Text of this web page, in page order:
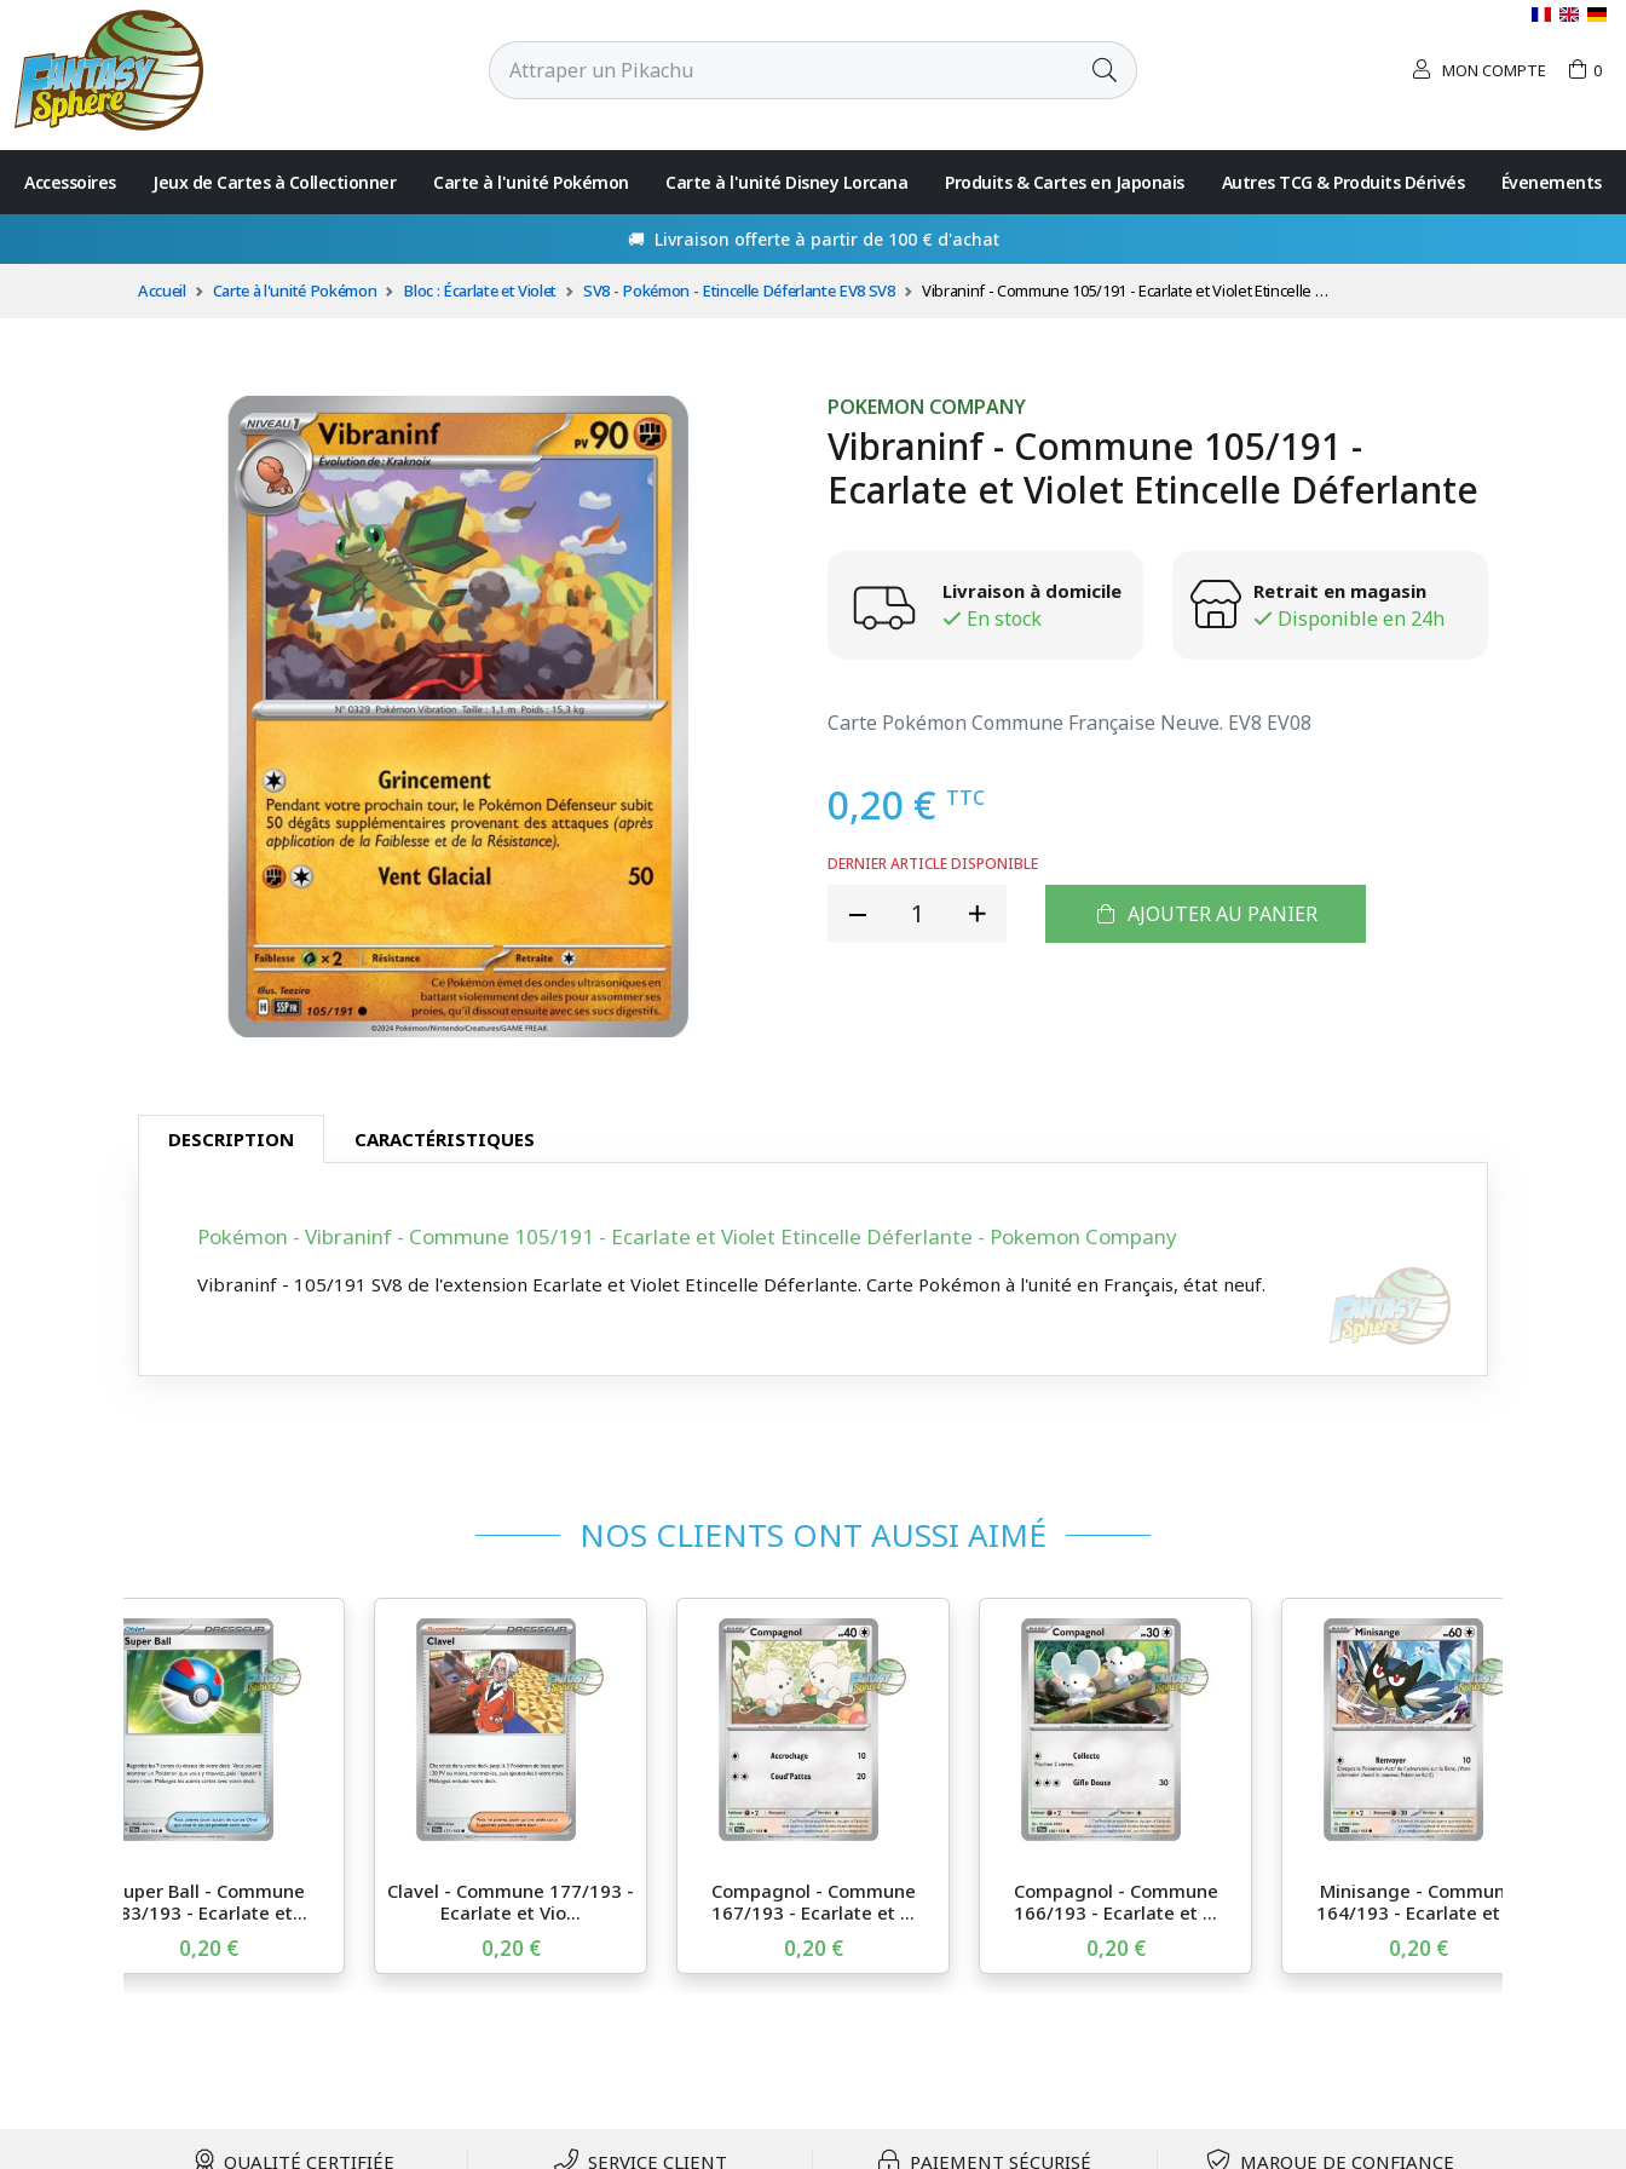
MON COMPTE 0
Accessoires Jeux de Cartes à Collectionner Carte à l'unité Pokémon Carte à l'unité Disney Lorcana Produits & Cartes en Japonais Autres TCG & Produits Dérivés Évenements
🚚 Livraison offerte à partir de 100 € d'achat
Accueil Carte à l'unité Pokémon Bloc : Écarlate et Violet SV8 - Pokémon - Etincelle Déferlante EV8 SV8 Vibraninf - Commune 105/191 - Ecarlate et Violet Etincelle Déferlante
Vibraninf - Commune 105/191 -
Ecarlate et Violet Etincelle Déferlante
POKEMON COMPANY
Livraison à domicile
En stock
Retrait en magasin
Disponible en 24h
Carte Pokémon Commune Française Neuve. EV8 EV08
0,20 € TTC
DERNIER ARTICLE DISPONIBLE
AJOUTER AU PANIER
DESCRIPTION CARACTÉRISTIQUES
Pokémon - Vibraninf - Commune 105/191 - Ecarlate et Violet Etincelle Déferlante - Pokemon Company
Vibraninf - 105/191 SV8 de l'extension Ecarlate et Violet Etincelle Déferlante. Carte Pokémon à l'unité en Français, état neuf.
NOS CLIENTS ONT AUSSI AIMÉ
Super Ball - Commune
183/193 - Ecarlate et...
0,20 €
Clavel - Commune 177/193 -
Ecarlate et Vio...
0,20 €
Compagnol - Commune
167/193 - Ecarlate et ...
0,20 €
Compagnol - Commune
166/193 - Ecarlate et ...
0,20 €
Minisange - Commune
164/193 - Ecarlate et ...
0,20 €
QUALITÉ CERTIFIÉE SERVICE CLIENT PAIEMENT SÉCURISÉ MARQUE DE CONFIANCE